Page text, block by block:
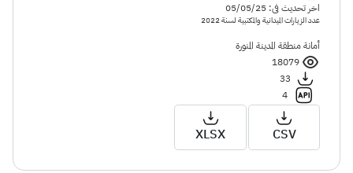
اخر تحديث فى: 05/05/25
عدد الزيارات الميدانية والمكتبية لسنة 2022
أمانة منطقة المدينة المنورة
18079
33
4
CSV
XLSX